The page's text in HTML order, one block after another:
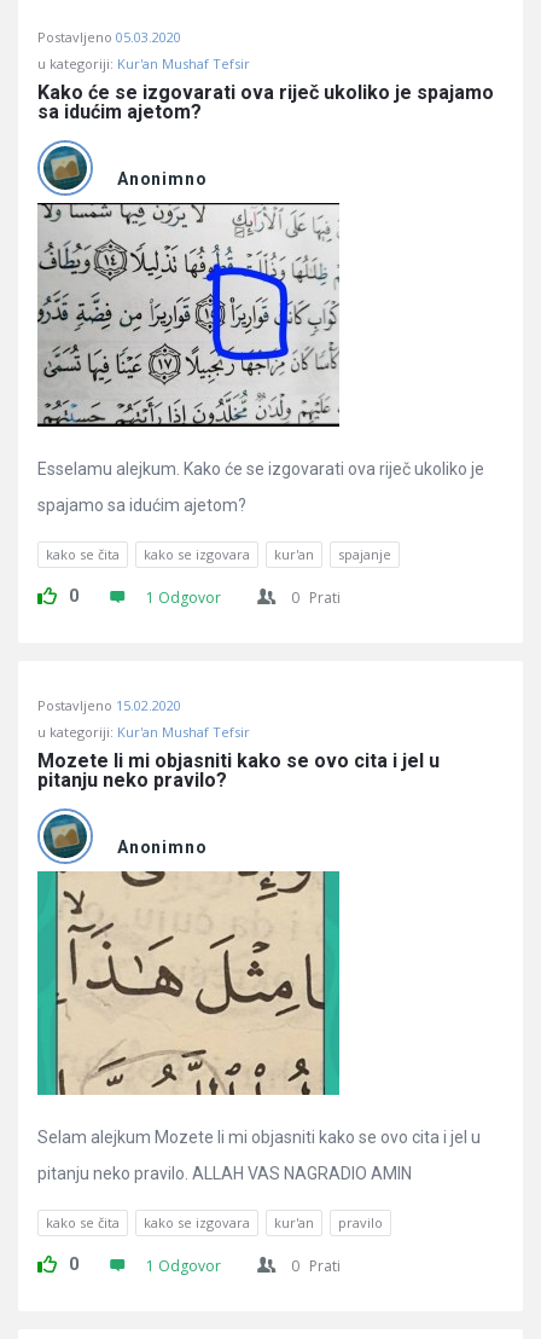
Postavljeno 05.03.2020
u kategoriji: Kur'an Mushaf Tefsir
Kako će se izgovarati ova riječ ukoliko je spajamo
sa idućim ajetom?
Anonimno
Esselamu alejkum. Kako će se izgovarati ova riječ ukoliko je
spajamo sa idućim ajetom?
kako se čita kako se izgovara kur'an spajanje
0 1 Odgovor 0 Prati
Postavljeno 15.02.2020
u kategoriji: Kur'an Mushaf Tefsir
Mozete li mi objasniti kako se ovo cita i jel u
pitanju neko pravilo?
Anonimno
Selam alejkum Mozete li mi objasniti kako se ovo cita i jel u
pitanju neko pravilo. ALLAH VAS NAGRADIO AMIN
kako se čita kako se izgovara kur'an pravilo
0 1 Odgovor 0 Prati